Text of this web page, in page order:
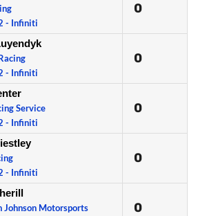
- Infiniti
0
- Infiniti
0
Service
- Infiniti
0
- Infiniti
0
Johnson Motorsports
0